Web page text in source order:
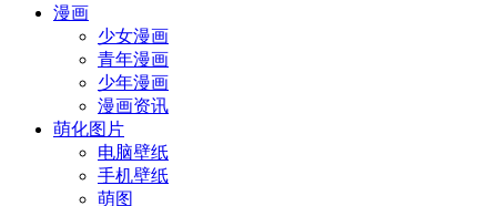
漫画
少女漫画
青年漫画
少年漫画
漫画资讯
萌化图片
电脑壁纸
手机壁纸
萌图